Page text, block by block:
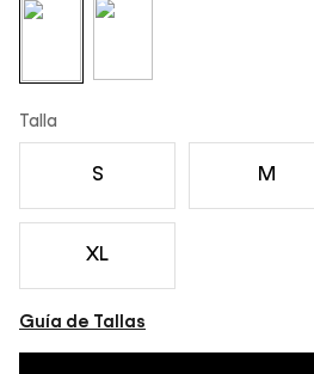
Talla
S M
XL
Guía de Tallas